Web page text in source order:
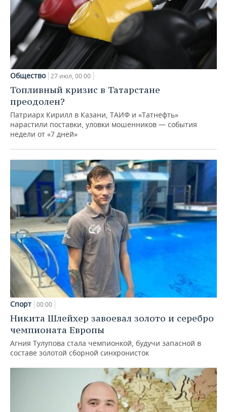
Общество 27 июл, 00:00
Топливный кризис в Татарстане
преодолен?
Патриарх Кирилл в Казани, ТАИФ и «Татнефть»
нарастили поставки, уловки мошенников — события
недели от «7 дней»
Спорт 00:00
Никита Шлейхер завоевал золото и серебро
чемпионата Европы
Агния Тулупова стала чемпионкой, будучи запасной в
составе золотой сборной синхронисток